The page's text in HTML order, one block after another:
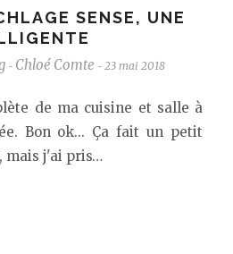
SENSE, UNE
- Chloé Comte - 23 mai 2018
de ma cuisine et salle à
Bon ok... Ça fait un petit
mais j'ai pris…